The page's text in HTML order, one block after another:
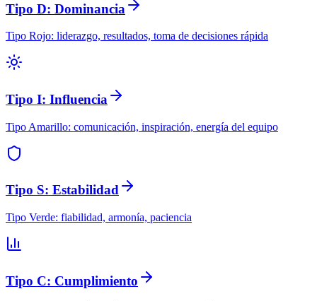
Tipo D: Dominancia
Tipo Rojo: liderazgo, resultados, toma de decisiones rápida
Tipo I: Influencia
Tipo Amarillo: comunicación, inspiración, energía del equipo
Tipo S: Estabilidad
Tipo Verde: fiabilidad, armonía, paciencia
Tipo C: Cumplimiento